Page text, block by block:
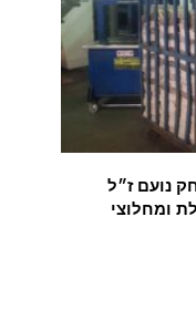
נועם ז״ל
אילת ומחלוצי